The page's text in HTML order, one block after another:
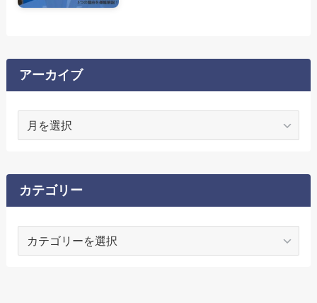
アーカイブ
イ
ブ
カテゴリー